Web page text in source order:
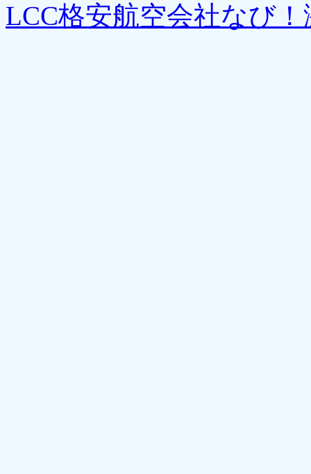
LCC格安航空会社なび